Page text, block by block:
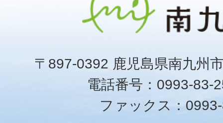
〒897-0392 鹿児島県南九州
電話番号：0993-83-
ファックス：